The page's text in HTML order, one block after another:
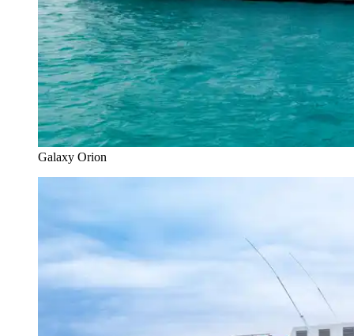
Galaxy Orion